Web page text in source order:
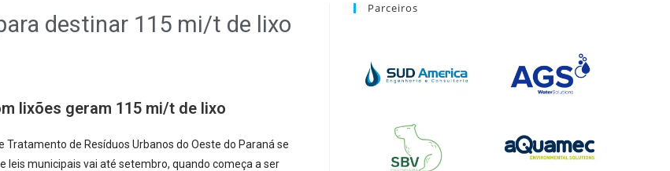
destinar 115 mi/t de lixo
lixões geram 115 mi/t de lixo
de Resíduos Urbanos do Oeste do Paraná se
leis municipais vai até setembro, quando começa a ser
Parceiros